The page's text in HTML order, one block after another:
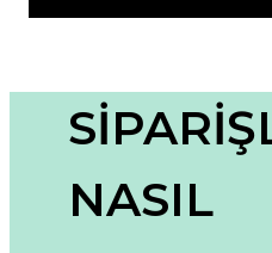
Görüş ve önerileriniz için
Ürün resmi kalitesiz, bozuk
Ürün açıklamasında eksik
NASIL